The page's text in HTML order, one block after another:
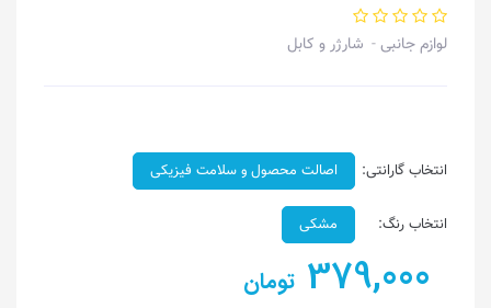
لوازم جانبی شارژر و کابل
انتخاب گارانتی: اصالت محصول و سلامت فیزیکی
انتخاب رنگ: مشکی
379,000 تومان